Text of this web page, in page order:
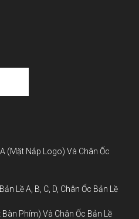
(Mặt Nắp Logo) Và Chân Ốc
Lề A, B, C, D, Chân Ốc Bản Lề
Bàn Phím) Và Chân Ốc Bản Lề